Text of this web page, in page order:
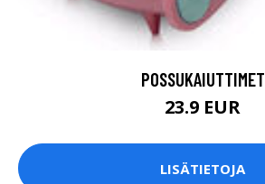
POSSUKAIUTTIMET
23.9 EUR
LISÄTIETOJA